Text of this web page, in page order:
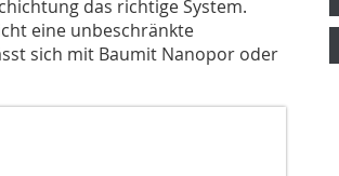
das richtige System.
eine unbeschränkte
sich mit Baumit Nanopor oder